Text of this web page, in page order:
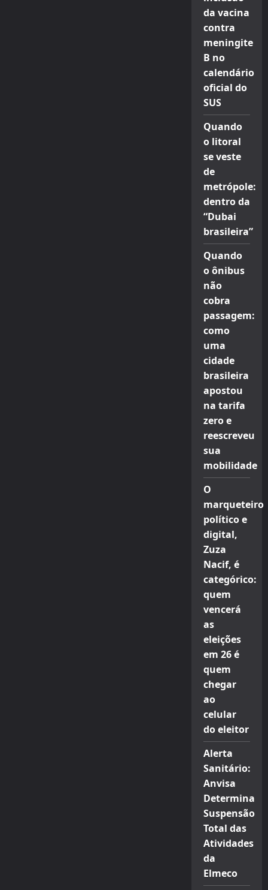
da vacina
contra
meningite
B no
calendário
oficial do
SUS
Quando
o litoral
se veste
de
metrópole:
dentro da
“Dubai
brasileira”
Quando
o ônibus
não
cobra
passagem:
como
uma
cidade
brasileira
apostou
na tarifa
zero e
reescreveu
sua
mobilidade
O
marqueteiro
político e
digital,
Zuza
Nacif, é
categórico:
quem
vencerá
as
eleições
em 26 é
quem
chegar
ao
celular
do eleitor
Alerta
Sanitário:
Anvisa
Determina
Suspensão
Total das
Atividades
da
Elmeco